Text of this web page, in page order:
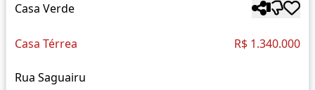
Casa Verde
Casa Térrea R$ 1.340.000
Rua Saguairu